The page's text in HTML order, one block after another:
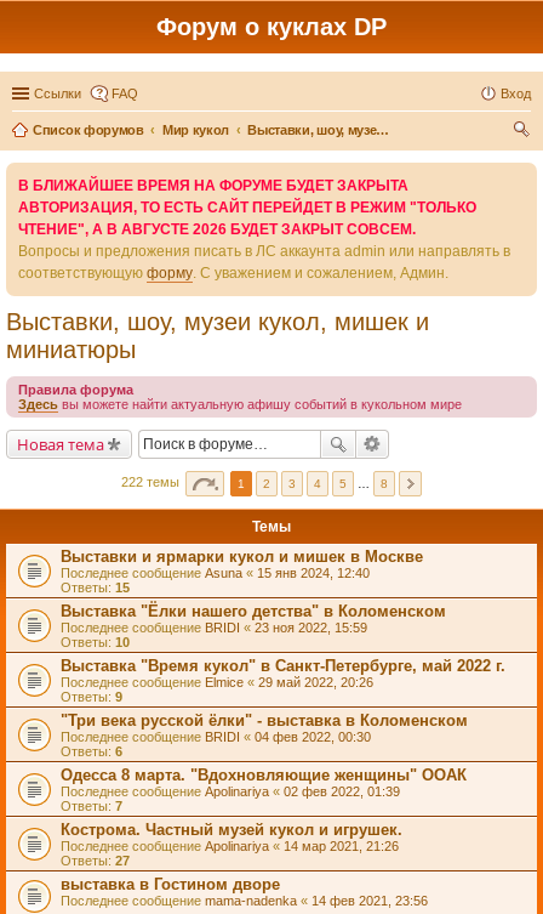
Форум о куклах DP
Ссылки FAQ Вход
Список форумов Мир кукол
Выставки, шоу, музеи кукол, мишек и миниатюры
В БЛИЖАЙШЕЕ ВРЕМЯ НА ФОРУМЕ БУДЕТ ЗАКРЫТА
АВТОРИЗАЦИЯ, ТО ЕСТЬ САЙТ ПЕРЕЙДЕТ В РЕЖИМ "ТОЛЬКО
ЧТЕНИЕ", А В АВГУСТЕ 2026 БУДЕТ ЗАКРЫТ СОВСЕМ.
Вопросы и предложения писать в ЛС аккаунта admin или направлять в
соответствующую форму. С уважением и сожалением, Админ.
Выставки, шоу, музеи кукол, мишек и
миниатюры
Правила форума
Здесь вы можете найти актуальную афишу событий в кукольном мире
Новая тема
222 темы 1 2 3 4 5 8
Темы
Выставки и ярмарки кукол и мишек в Москве
Последнее сообщение Asuna « 15 янв 2024, 12:40
Ответы: 15
Выставка "Ёлки нашего детства" в Коломенском
Последнее сообщение BRIDI « 23 ноя 2022, 15:59
Ответы: 10
Выставка "Время кукол" в Санкт-Петербурге, май 2022 г.
Последнее сообщение Elmice « 29 май 2022, 20:26
Ответы: 9
"Три века русской ёлки" - выставка в Коломенском
Последнее сообщение BRIDI « 04 фев 2022, 00:30
Ответы: 6
Одесса 8 марта. "Вдохновляющие женщины" ООАК
Последнее сообщение Apolinariya « 02 фев 2022, 01:39
Ответы: 7
Кострома. Частный музей кукол и игрушек.
Последнее сообщение Apolinariya « 14 мар 2021, 21:26
Ответы: 27
выставка в Гостином дворе
Последнее сообщение mama-nadenka « 14 фев 2021, 23:56